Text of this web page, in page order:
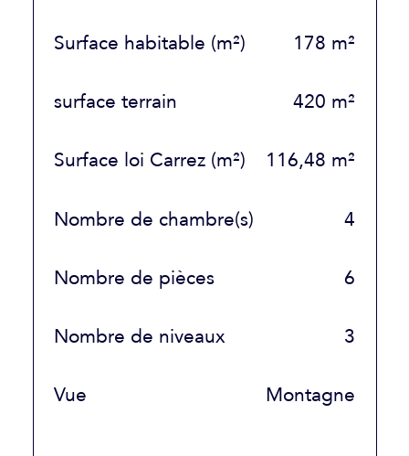
Surface habitable (m²) 178 m²
surface terrain 420 m²
Surface loi Carrez (m²) 116,48 m²
Nombre de chambre(s) 4
Nombre de pièces 6
Nombre de niveaux 3
Vue Montagne